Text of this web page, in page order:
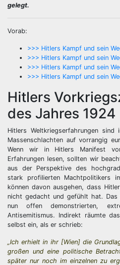
gelegt.
Vorab:
>>> Hitlers Kampf und sein
>>> Hitlers Kampf und sein
>>> Hitlers Kampf und sein
>>> Hitlers Kampf und sein
Hitlers
des Jahres 1924
Hitlers Weltkriegserfahrungen
Massenschlachten auf vorrangig
Wenn wir in Hitlers Manifest
Erfahrungen lesen, sollten wir
aus der Perspektive des
stark profilierten Machtpolitikers
können davon ausgehen, dass
nicht gedacht und gefühlt hat.
nun offen demonstrierten,
Antisemitismus. Indirekt räumte
selbst ein, als er schrieb:
„Ich erhielt in ihr [Wien] die
großen und eine politische
später nur noch im einzelnen zu